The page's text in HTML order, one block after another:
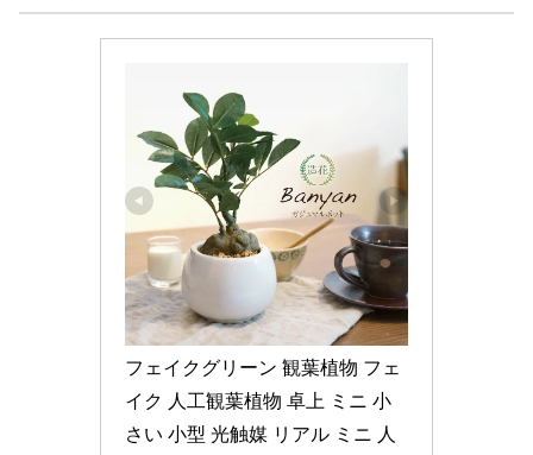
フェイクグリーン 観葉植物 フェ
イク 人工観葉植物 卓上 ミニ 小
さい 小型 光触媒 リアル ミニ 人